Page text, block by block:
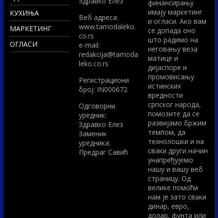
КУХИЊА
МАРКЕТИНГ
ОГЛАСИ
Вeб адреса:
www.tamodaleko.
co.rs
e-mail:
redakcija@tamoda
leko.co.rs
Регистрациони
број: IN000672
Одговорни
уредник:
Здравко Елез
Заменик
уредника:
Предраг Савић
финансирању
имају маркетинг
и огласи. Ако вам
се допада оно
што радимо на
неговању веза
матице и
дијаспоре и
промовисању
истинских
вредности
српског народа,
помозите да се
развијамо бржим
темпом, да
технолошки и на
сваки други начин
унапређујемо
нашу и вашу веб
страницу. Од
велике помоћи
нам је зато сваки
динар, евро,
долар, фунта или